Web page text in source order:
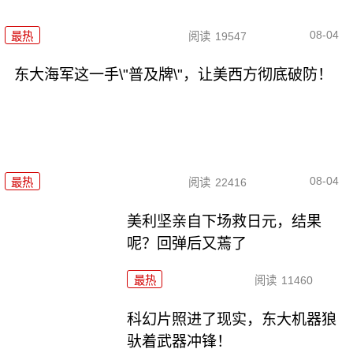
最热 阅读 19547 08-04
东大海军这一手\"普及牌\"，让美西方彻底破防！
最热 阅读 22416 08-04
美利坚亲自下场救日元，结果
呢？回弹后又蔫了
最热 阅读 11460
科幻片照进了现实，东大机器狼
驮着武器冲锋！